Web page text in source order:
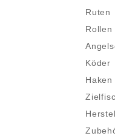
Ruten
Rollen
Köder